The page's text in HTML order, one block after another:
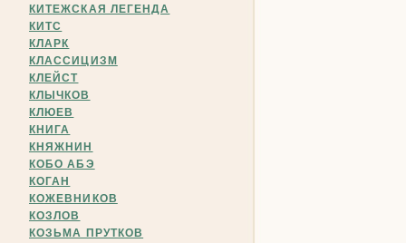
КИТЕЖСКАЯ ЛЕГЕНДА
КИТС
КЛАРК
КЛАССИЦИЗМ
КЛЕЙСТ
КЛЫЧКОВ
КЛЮЕВ
КНИГА
КНЯЖНИН
КОБО АБЭ
КОГАН
КОЖЕВНИКОВ
КОЗЛОВ
КОЗЬМА ПРУТКОВ